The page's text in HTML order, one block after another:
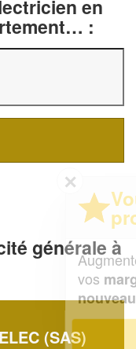
en
:
générale à
(SAS)
chiffre d'affaireset
gagnant de
!
plus